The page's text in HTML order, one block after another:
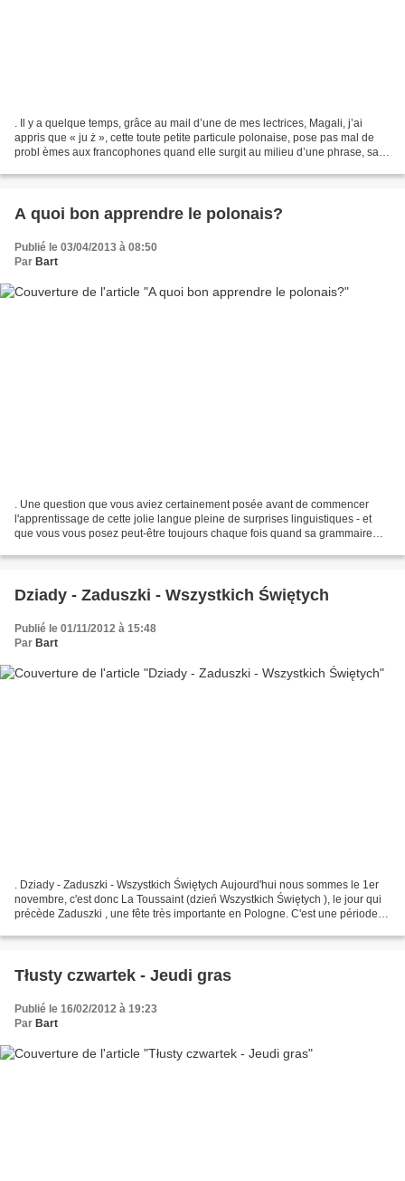
. Il y a quelque temps, grâce au mail d’une de mes lectrices, Magali, j’ai
appris que « ju ż », cette toute petite particule polonaise, pose pas mal de
probl èmes aux francophones quand elle surgit au milieu d’une phrase, sans
A quoi bon apprendre le polonais?
Publié le 03/04/2013 à 08:50
Par Bart
. Une question que vous aviez certainement posée avant de commencer
l'apprentissage de cette jolie langue pleine de surprises linguistiques - et
que vous vous posez peut-être toujours chaque fois quand sa grammaire
Dziady - Zaduszki - Wszystkich Świętych
Publié le 01/11/2012 à 15:48
Par Bart
. Dziady - Zaduszki - Wszystkich Świętych Aujourd'hui nous sommes le 1er
novembre, c'est donc La Toussaint (dzień Wszystkich Świętych ), le jour qui
précède Zaduszki , une fête très importante en Pologne. C'est une période
Tłusty czwartek - Jeudi gras
Publié le 16/02/2012 à 19:23
Par Bart